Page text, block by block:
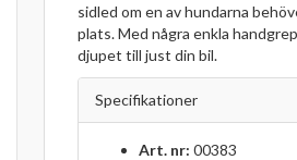
sidled om en av hundarna
plats. Med några enkla
djupet till just din bil.
Specifikationer
Art. nr: 00383